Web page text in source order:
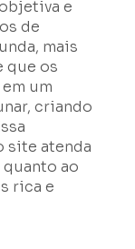
e
de
mais
que os
um
criando
site atenda
ao
rica e